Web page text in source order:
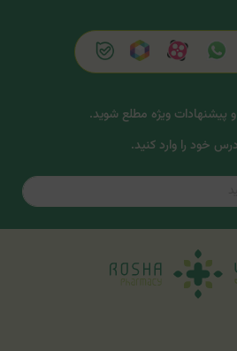
و پیشنهادات ویژه مطلع شوید.
خود را وارد کنید.